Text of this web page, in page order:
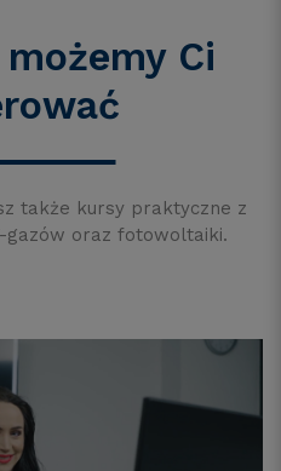
Ci
także kursy praktyczne z
gazów oraz fotowoltaiki.